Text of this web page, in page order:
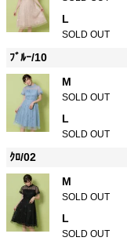
L
SOLD OUT
ﾌﾞﾙｰ/10
M
SOLD OUT
L
SOLD OUT
ｸﾛ/02
M
SOLD OUT
L
SOLD OUT